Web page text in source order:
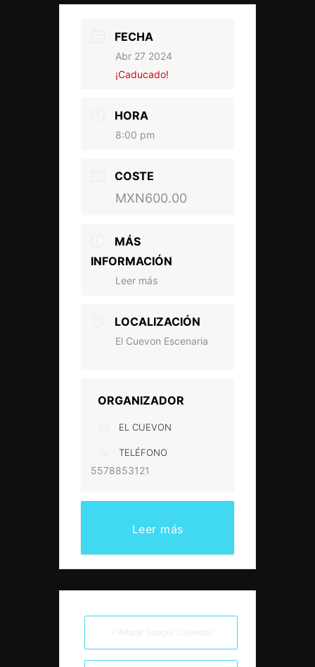
FECHA
Abr 27 2024
¡Caducado!
HORA
8:00 pm
COSTE
MXN600.00
MÁS
INFORMACIÓN
Leer más
LOCALIZACIÓN
El Cuevon Escenaria
ORGANIZADOR
EL CUEVON
TELÉFONO
5578853121
Leer más